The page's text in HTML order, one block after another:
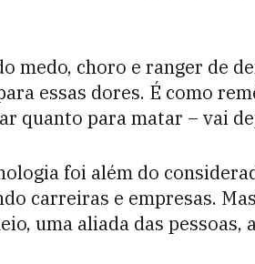
medo, choro e ranger de
essas dores. É como
quanto para matar – vai
foi além do
carreiras e empresas.
uma aliada das pessoas,